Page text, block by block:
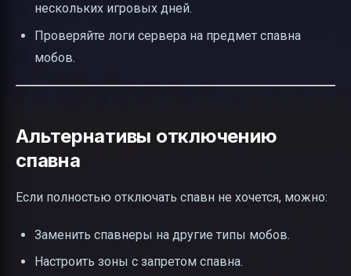
нескольких игровых дней.
Проверяйте логи сервера на предмет спавна
мобов.
Альтернативы отключению
спавна
Если полностью отключать спавн не хочется, можно:
Заменить спавнеры на другие типы мобов.
Настроить зоны с запретом спавна.